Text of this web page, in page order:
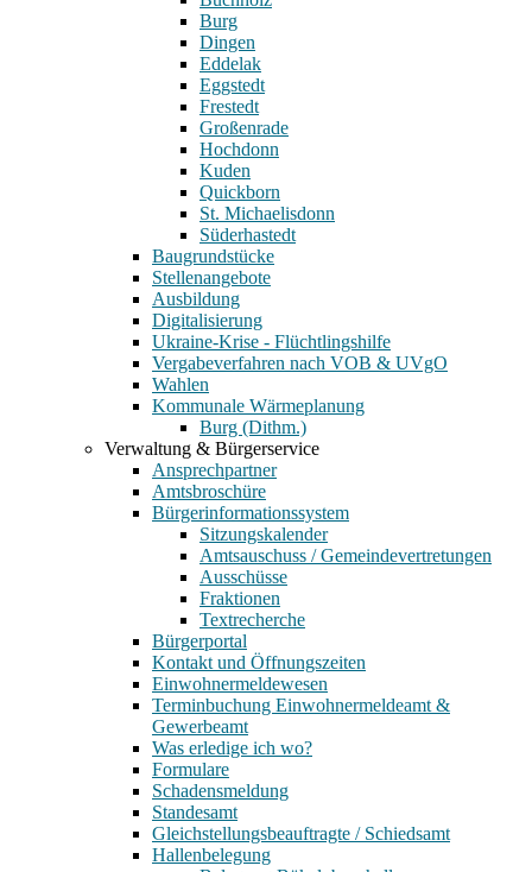
Burg
Dingen
Eddelak
Eggstedt
Frestedt
Großenrade
Hochdonn
Kuden
Quickborn
St. Michaelisdonn
Süderhastedt
Baugrundstücke
Stellenangebote
Ausbildung
Digitalisierung
Ukraine-Krise - Flüchtlingshilfe
Vergabeverfahren nach VOB & UVgO
Wahlen
Kommunale Wärmeplanung
Burg (Dithm.)
Verwaltung & Bürgerservice
Ansprechpartner
Amtsbroschüre
Bürgerinformationssystem
Sitzungskalender
Amtsauschuss / Gemeindevertretungen
Ausschüsse
Fraktionen
Textrecherche
Bürgerportal
Kontakt und Öffnungszeiten
Einwohnermeldewesen
Terminbuchung Einwohnermeldeamt &
Gewerbeamt
Was erledige ich wo?
Formulare
Schadensmeldung
Standesamt
Gleichstellungsbeauftragte / Schiedsamt
Hallenbelegung